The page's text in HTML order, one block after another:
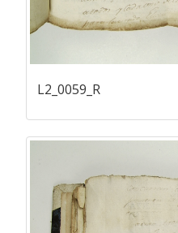
L2_0059_R